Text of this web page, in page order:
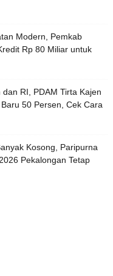
Modern, Pemkab
Rp 80 Miliar untuk
RI, PDAM Tirta Kajen
50 Persen, Cek Cara
Kosong, Paripurna
Pekalongan Tetap